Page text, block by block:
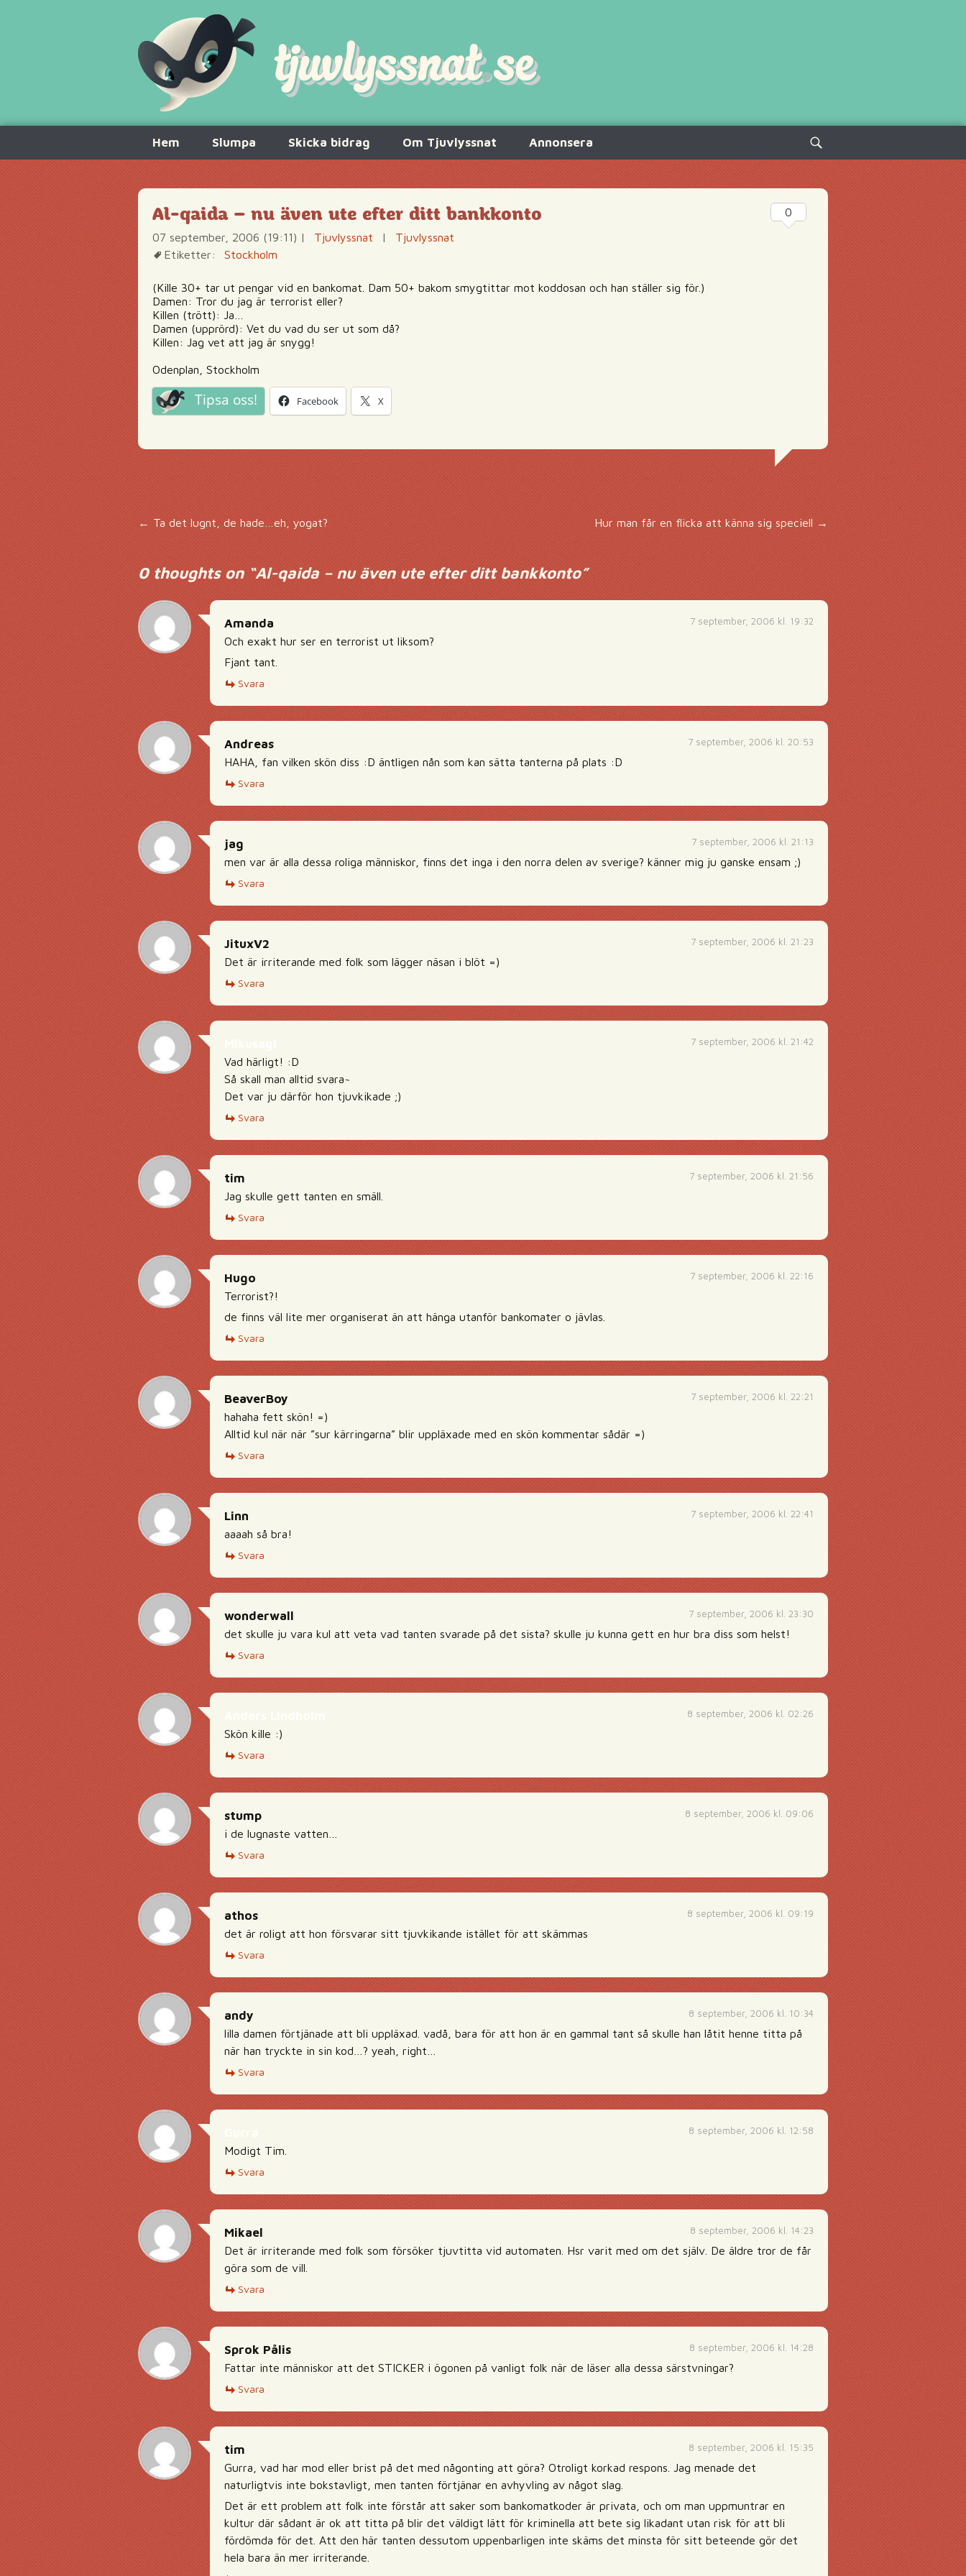
innehåll
Hem Slumpa Skicka bidrag Om Tjuvlyssnat Annonsera
Sök
efter:
Al-qaida – nu även ute efter ditt bankkonto
07 september, 2006 (19:11) | Tjuvlyssnat |
Tjuvlyssnat
Etiketter:
Stockholm
(Kille 30+ tar ut pengar vid en bankomat. Dam 50+ bakom smygtittar mot koddosan och han ställer sig för.)
Damen: Tror du jag är terrorist eller?
Killen (trött): Ja…
Damen (upprörd): Vet du vad du ser ut som då?
Killen: Jag vet att jag är snygg!
Odenplan, Stockholm
Tipsa oss! Facebook X
0
Inläggsnavigering
← Ta det lugnt, de hade…eh, yogat? Hur man får en flicka att känna sig speciell →
0 thoughts on “Al-qaida – nu även ute efter ditt bankkonto”
7 september, 2006 kl. 19:32
Amanda
Och exakt hur ser en terrorist ut liksom?
Fjant tant.
Svara
7 september, 2006 kl. 20:53
Andreas
HAHA, fan vilken skön diss :D äntligen nån som kan sätta tanterna på plats :D
Svara
7 september, 2006 kl. 21:13
jag
men var är alla dessa roliga människor, finns det inga i den norra delen av sverige? känner mig ju ganske ensam ;)
Svara
7 september, 2006 kl. 21:23
JituxV2
Det är irriterande med folk som lägger näsan i blöt =)
Svara
7 september, 2006 kl. 21:42
Vad härligt! :D
Så skall man alltid svara~
Det var ju därför hon tjuvkikade ;)
Svara
7 september, 2006 kl. 21:56
tim
Jag skulle gett tanten en smäll.
Svara
7 september, 2006 kl. 22:16
Hugo
Terrorist?!
de finns väl lite mer organiserat än att hänga utanför bankomater o jävlas.
Svara
7 september, 2006 kl. 22:21
BeaverBoy
hahaha fett skön! =)
Alltid kul när när ”sur kärringarna” blir uppläxade med en skön kommentar sådär =)
Svara
7 september, 2006 kl. 22:41
Linn
aaaah så bra!
Svara
7 september, 2006 kl. 23:30
wonderwall
det skulle ju vara kul att veta vad tanten svarade på det sista? skulle ju kunna gett en hur bra diss som helst!
Svara
8 september, 2006 kl. 02:26
Skön kille :)
Svara
8 september, 2006 kl. 09:06
stump
i de lugnaste vatten…
Svara
8 september, 2006 kl. 09:19
athos
det är roligt att hon försvarar sitt tjuvkikande istället för att skämmas
Svara
8 september, 2006 kl. 10:34
andy
lilla damen förtjänade att bli uppläxad. vadå, bara för att hon är en gammal tant så skulle han låtit henne titta på
när han tryckte in sin kod…? yeah, right…
Svara
8 september, 2006 kl. 12:58
Modigt Tim.
Svara
8 september, 2006 kl. 14:23
Mikael
Det är irriterande med folk som försöker tjuvtitta vid automaten. Hsr varit med om det själv. De äldre tror de får
göra som de vill.
Svara
8 september, 2006 kl. 14:28
Sprok Pålis
Fattar inte människor att det STICKER i ögonen på vanligt folk när de läser alla dessa särstvningar?
Svara
8 september, 2006 kl. 15:35
tim
Gurra, vad har mod eller brist på det med någonting att göra? Otroligt korkad respons. Jag menade det
naturligtvis inte bokstavligt, men tanten förtjänar en avhyvling av något slag.
Det är ett problem att folk inte förstår att saker som bankomatkoder är privata, och om man uppmuntrar en
kultur där sådant är ok att titta på blir det väldigt lätt för kriminella att bete sig likadant utan risk för att bli
fördömda för det. Att den här tanten dessutom uppenbarligen inte skäms det minsta för sitt beteende gör det
hela bara än mer irriterande.